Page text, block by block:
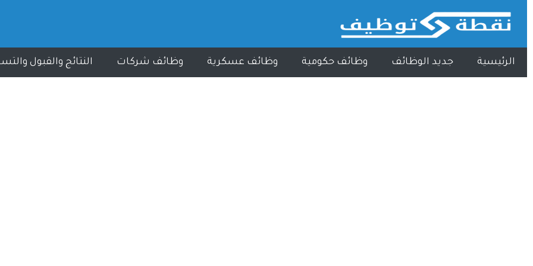
الرئيسية جديد الوظائف وظائف حكومية وظائف عسكرية وظائف شركات النتائج والقبول